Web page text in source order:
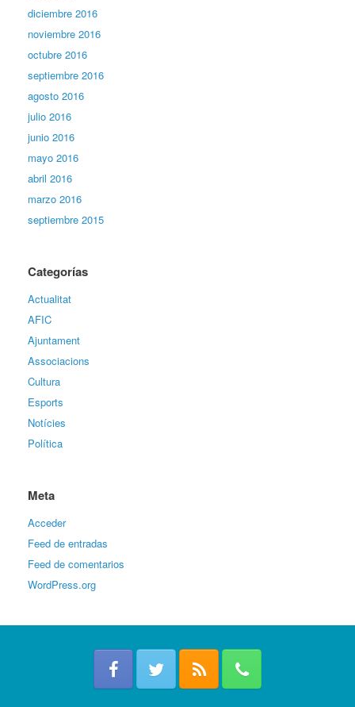
diciembre 2016
noviembre 2016
octubre 2016
septiembre 2016
agosto 2016
julio 2016
junio 2016
mayo 2016
abril 2016
marzo 2016
septiembre 2015
Categorías
Actualitat
AFIC
Ajuntament
Associacions
Cultura
Esports
Notícies
Política
Meta
Acceder
Feed de entradas
Feed de comentarios
WordPress.org